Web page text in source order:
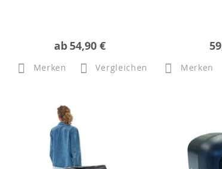
ab 54,90 €
Merken Vergleichen Merken